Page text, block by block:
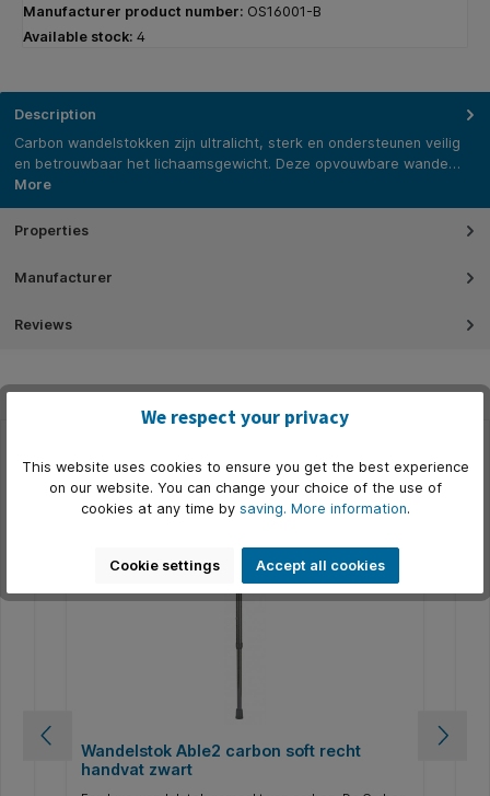
Manufacturer product number: OS16001-B
Available stock: 4
Description
Carbon wandelstokken zijn ultralicht, sterk en ondersteunen veilig
en betrouwbaar het lichaamsgewicht. Deze opvouwbare wande…
More
Properties
Manufacturer
Reviews
Skip product gallery
Alternatief
Only 4 available
Wandelstok Able2 carbon soft recht
handvat zwart
We respect your privacy
This website uses cookies to ensure you get the best experience
on our website. You can change your choice of the use of
cookies at any time by saving. More information.
Cookie settings Accept all cookies